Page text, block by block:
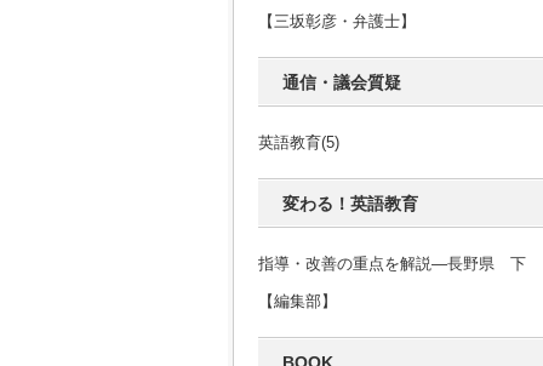
【三坂彰彦・弁護士】
通信・議会質疑
英語教育(5)
変わる！英語教育
指導・改善の重点を解説―長野県 下
【編集部】